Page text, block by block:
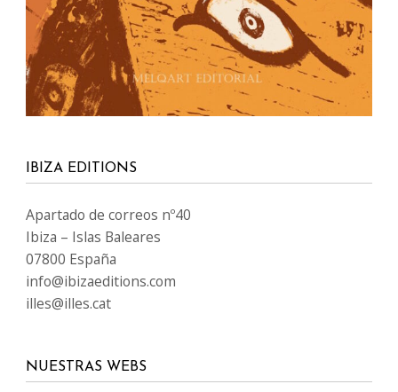
IBIZA EDITIONS
Apartado de correos nº40
Ibiza – Islas Baleares
07800 España
info@ibizaeditions.com
illes@illes.cat
NUESTRAS WEBS